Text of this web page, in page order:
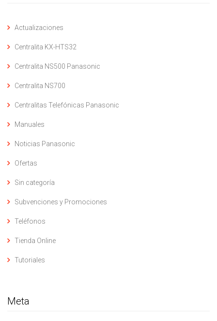
Actualizaciones
Centralita KX-HTS32
Centralita NS500 Panasonic
Centralita NS700
Centralitas Telefónicas Panasonic
Manuales
Noticias Panasonic
Ofertas
Sin categoría
Subvenciones y Promociones
Teléfonos
Tienda Online
Tutoriales
Meta